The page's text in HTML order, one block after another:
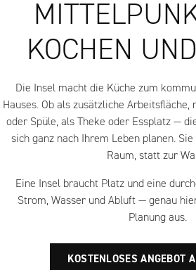
KOCHEN
Die Insel macht die Küche zum
Hauses. Ob als zusätzliche
oder Spüle, als Theke oder Essplatz —
sich ganz nach Ihrem Leben planen.
Raum, statt zur
Eine Insel braucht Platz und eine
Strom, Wasser und Abluft — genau
Planung aus.
KOSTENLOSES ANGEBOT